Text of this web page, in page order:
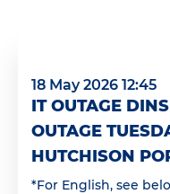
18 May 2026 12:45
IT OUTAGE
OUTAGE
HUTCHISON
*For English, see